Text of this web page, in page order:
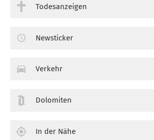
Todesanzeigen
Newsticker
Verkehr
Dolomiten
In der Nähe